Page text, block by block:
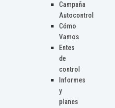
Campaña
Autocontrol
Cómo
Vamos
Entes
de
control
Informes
y
planes